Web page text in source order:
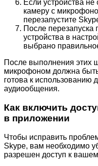
Если устройства
камеру с
перезапустите
После перезапуска
устройства в
выбрано
После выполнения этих
микрофоном должна
готова к использованию
аудиообщения.
Как включить
в приложении
Чтобы исправить
Skype, вам необходимо
разрешен доступ к